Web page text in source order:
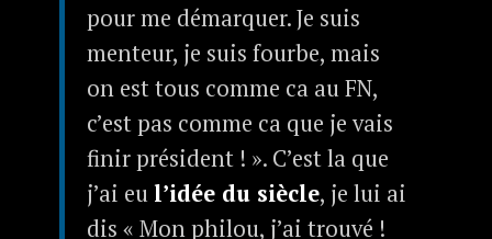
pour me démarquer. Je suis
menteur, je suis fourbe, mais
on est tous comme ca au FN,
c’est pas comme ca que je vais
finir président ! ». C’est la que
j’ai eul’idée du siècle, je lui ai
dis « Mon philou, j’ai trouvé !